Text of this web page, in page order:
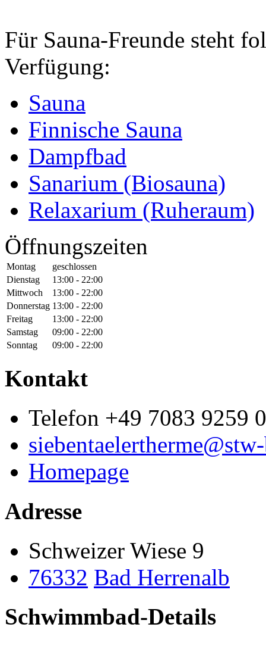
Für Sauna-Freunde steht
Verfügung:
Sauna
Finnische Sauna
Dampfbad
Sanarium (Biosauna)
Relaxarium (Ruheraum)
Öffnungszeiten
Montag
geschlossen
Dienstag
13:00 - 22:00
Mittwoch
13:00 - 22:00
Donnerstag 13:00 - 22:00
Freitag
13:00 - 22:00
Samstag
09:00 - 22:00
Sonntag
09:00 - 22:00
Kontakt
Telefon +49 7083 9259 0
Homepage
Adresse
Schweizer Wiese 9
76332 Bad Herrenalb
Schwimmbad-Details